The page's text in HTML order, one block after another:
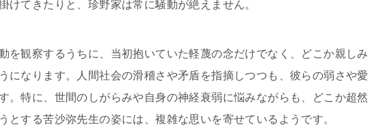
けてきたりと、珍野家は常に騒動が絶えません。
を観察するうちに、当初抱いていた軽蔑の念だけでなく、どこか親しみ
になります。人間社会の滑稽さや矛盾を指摘しつつも、彼らの弱さや愛
。特に、世間のしがらみや自身の神経衰弱に悩みながらも、どこか超然
とする苦沙弥先生の姿には、複雑な思いを寄せているようです。